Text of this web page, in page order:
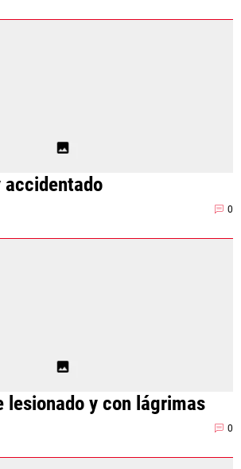
accidentado
0
lesionado y con lágrimas
0